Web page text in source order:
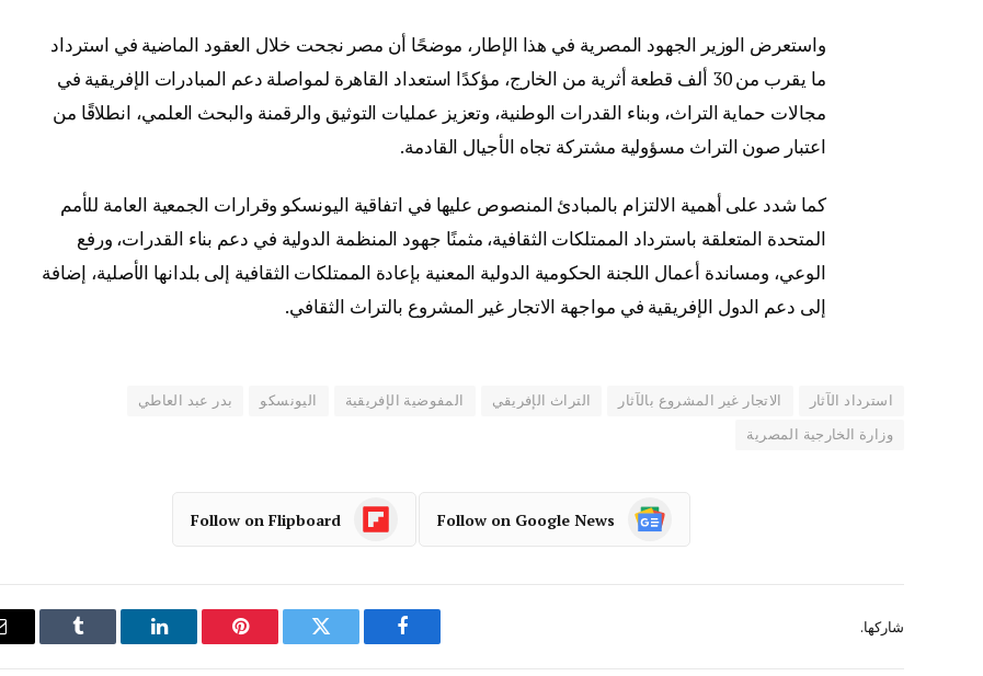
واستعرض الوزير الجهود المصرية في هذا الإطار، موضحًا أن مصر نجحت خلال العقود الماضية في استرداد
ما يقرب من 30 ألف قطعة أثرية من الخارج، مؤكدًا استعداد القاهرة لمواصلة دعم المبادرات الإفريقية في
مجالات حماية التراث، وبناء القدرات الوطنية، وتعزيز عمليات التوثيق والرقمنة والبحث العلمي، انطلاقًا من
اعتبار صون التراث مسؤولية مشتركة تجاه الأجيال القادمة.
كما شدد على أهمية الالتزام بالمبادئ المنصوص عليها في اتفاقية اليونسكو وقرارات الجمعية العامة للأمم
المتحدة المتعلقة باسترداد الممتلكات الثقافية، مثمنًا جهود المنظمة الدولية في دعم بناء القدرات، ورفع
الوعي، ومساندة أعمال اللجنة الحكومية الدولية المعنية بإعادة الممتلكات الثقافية إلى بلدانها الأصلية، إضافة
إلى دعم الدول الإفريقية في مواجهة الاتجار غير المشروع بالتراث الثقافي.
استرداد الآثار الاتجار غير المشروع بالآثار التراث الإفريقي المفوضية الإفريقية اليونسكو بدر عبد العاطي
وزارة الخارجية المصرية
Follow on Google News
Follow on Flipboard
شاركها.
فيسبوك
تويتر بينتيريستلينكدإن Tumblr